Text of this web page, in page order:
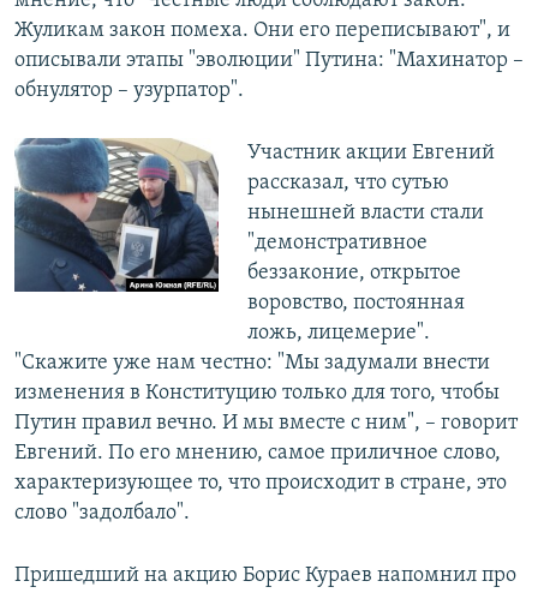
Жуликам закон помеха. Они его переписывают", и
описывали этапы "эволюции" Путина: "Махинатор –
обнулятор – узурпатор".
Участник акции Евгений
рассказал, что сутью
нынешней власти стали
"демонстративное
беззаконие, открытое
воровство, постоянная
ложь, лицемерие".
"Скажите уже нам честно: "Мы задумали внести
изменения в Конституцию только для того, чтобы
Путин правил вечно. И мы вместе с ним", – говорит
Евгений. По его мнению, самое приличное слово,
характеризующее то, что происходит в стране, это
слово "задолбало". ​ ​
Пришедший на акцию Борис Кураев напомнил про